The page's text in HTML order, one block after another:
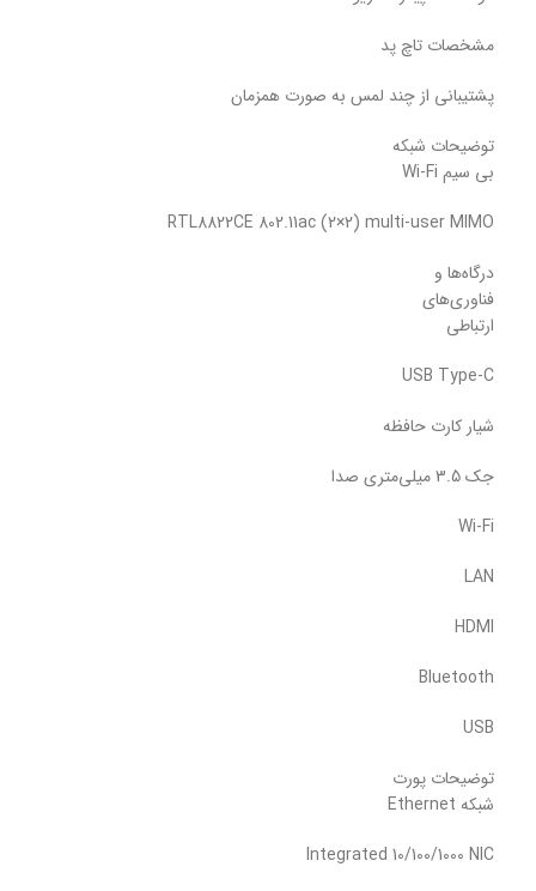
مشخصات تاچ پد
پشتیبانی از چند لمس به صورت همزمان
توضیحات شبکه
بی سیم Wi-Fi
RTL8822CE 802.11ac (2×2) multi-user MIMO
درگاه‌ها و
فناوری‌های
ارتباطی
USB Type-C
شیار کارت حافظه
جک 3.5 میلی‌متری صدا
Wi-Fi
LAN
HDMI
Bluetooth
USB
توضیحات پورت
شبکه Ethernet
Integrated 10/100/1000 NIC